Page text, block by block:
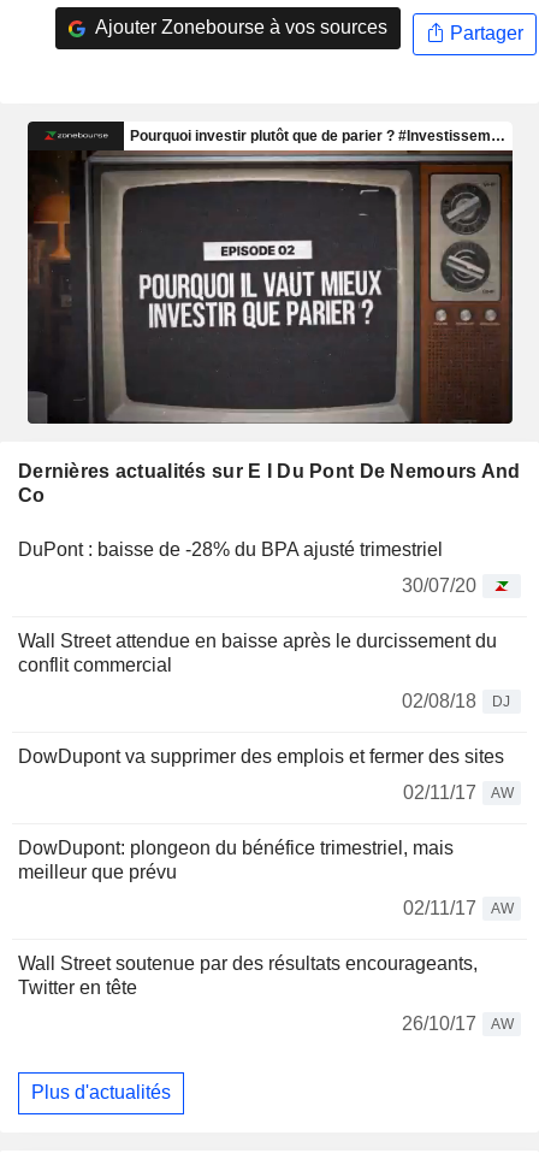
Ajouter Zonebourse à vos sources Partager
Dernières actualités sur E I Du Pont De Nemours And
Co
DuPont : baisse de -28% du BPA ajusté trimestriel
30/07/20
Wall Street attendue en baisse après le durcissement du
conflit commercial
02/08/18
DJ
DowDupont va supprimer des emplois et fermer des sites
02/11/17
AW
DowDupont: plongeon du bénéfice trimestriel, mais
meilleur que prévu
02/11/17
AW
Wall Street soutenue par des résultats encourageants,
Twitter en tête
26/10/17
AW
Plus d'actualités